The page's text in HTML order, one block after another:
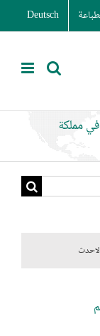
Deutsch
مملكة